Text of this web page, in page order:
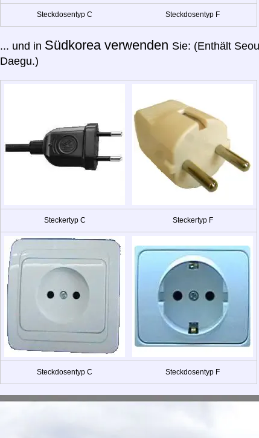
Steckdosentyp C Steckdosentyp F
... und in Südkorea verwenden Sie: (Enthält
Daegu.)
Steckertyp C Steckertyp F
Steckdosentyp C Steckdosentyp F